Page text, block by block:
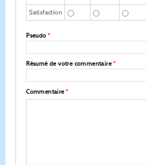
Satisfaction
*
Pseudo
*
Résumé de votre commentaire
*
Commentaire